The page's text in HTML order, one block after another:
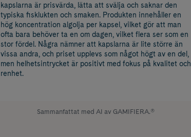
kapslarna är prisvärda, lätta att svälja och saknar den
typiska fisklukten och smaken. Produkten innehåller en
hög koncentration algolja per kapsel, vilket gör att man
ofta bara behöver ta en om dagen, vilket flera ser som en
stor fördel. Några nämner att kapslarna är lite större än
vissa andra, och priset upplevs som något högt av en del,
men helhetsintrycket är positivt med fokus på kvalitet och
renhet.
Sammanfattat med AI av GAMIFIERA.®